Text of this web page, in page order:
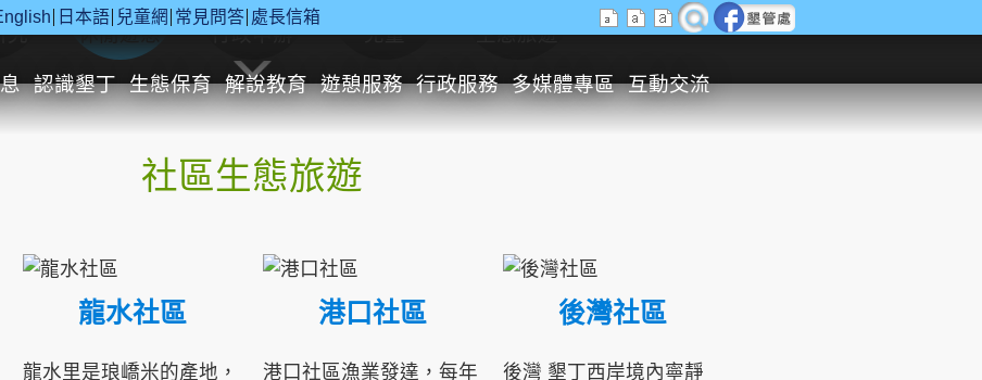
日本語 兒童網 常見問答 處長信箱
認識墾丁 生態保育 解說教育 遊憩服務 行政服務 多媒體專區 互動交流
究 休閒遊憩 行政申辦 兒童 生態旅遊
社區生態旅遊
龍水社區
龍水里是琅嶠米的產地，
港口社區
港口社區漁業發達，每年
後灣社區
後灣 墾丁西岸境內寧靜